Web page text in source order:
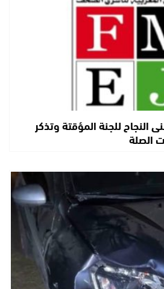
النجاح للجنة المؤقتة وتذكر
الصلة